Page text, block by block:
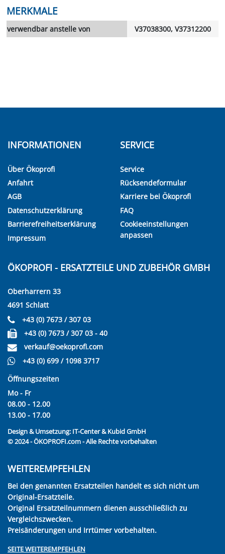
MERKMALE
verwendbar anstelle von V37038300, V37312200
INFORMATIONEN
Über Ökoprofi
Anfahrt
AGB
Datenschutzerklärung
Barrierefreiheitserklärung
Impressum
SERVICE
Service
Rücksendeformular
Karriere bei Ökoprofi
FAQ
Cookieeinstellungen
anpassen
ÖKOPROFI - ERSATZTEILE UND ZUBEHÖR GMBH
Oberharrern 33
4691 Schlatt
+43 (0) 7673 / 307 03
+43 (0) 7673 / 307 03 - 40
verkauf@oekoprofi.com
+43 (0) 699 / 1098 3717
Öffnungszeiten
Mo - Fr
08.00 - 12.00
13.00 - 17.00
Design & Umsetzung: IT-Center & Kubid GmbH
© 2024 - ÖKOPROFI.com - Alle Rechte vorbehalten
WEITEREMPFEHLEN
Bei den genannten Ersatzteilen handelt es sich nicht um
Original-Ersatzteile.
Original Ersatzteilnummern dienen ausschließlich zu
Vergleichszwecken.
Preisänderungen und Irrtümer vorbehalten.
SEITE WEITEREMPFEHLEN